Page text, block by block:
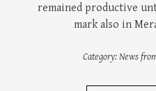
remained productive
mark also in
Category:News